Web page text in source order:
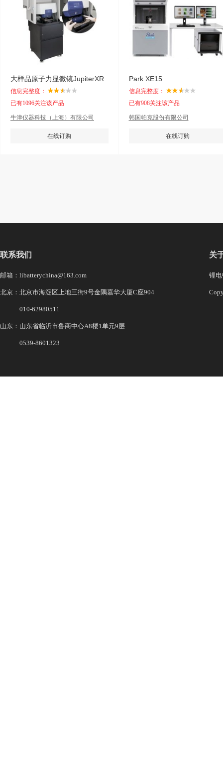
大样品原子力显微镜JupiterXR
信息完整度：
已有1096关注该产品
牛津仪器科技（上海）有限公司
在线订购
Park XE15
信息完整度：
已有908关注该产品
韩国帕克股份有限公司
在线订购
联系我们
邮箱：libatterychina@163.com
北京：北京市海淀区上地三街9号金隅嘉华大厦C座904
010-62980511
山东：山东省临沂市鲁商中心A8楼1单元9层
0539-8601323
关
锂